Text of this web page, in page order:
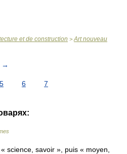
et de construction > Art nouveau
→
5 6 7
science, savoir », puis « moyen,